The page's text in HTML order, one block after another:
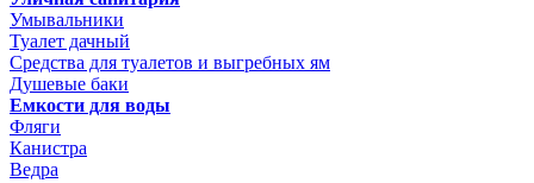
Умывальники
Туалет дачный
Средства для туалетов и выгребных ям
Душевые баки
Емкости для воды
Фляги
Канистра
Ведра